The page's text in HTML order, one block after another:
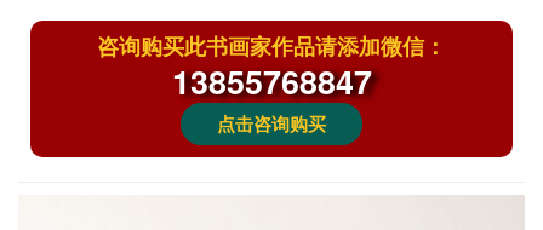
咨询购买此书画家作品请添加微信：
13855768847
点击咨询购买